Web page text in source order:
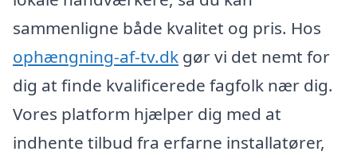
sammenligne både kvalitet og pris. Hos
ophængning-af-tv.dk gør vi det nemt for
dig at finde kvalificerede fagfolk nær dig.
Vores platform hjælper dig med at
indhente tilbud fra erfarne installatører,